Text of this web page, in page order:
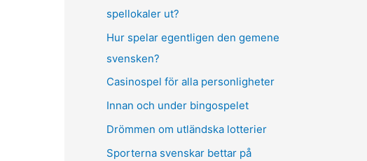
spellokaler ut?
Hur spelar egentligen den gemene
svensken?
Casinospel för alla personligheter
Innan och under bingospelet
Drömmen om utländska lotterier
Sporterna svenskar bettar på